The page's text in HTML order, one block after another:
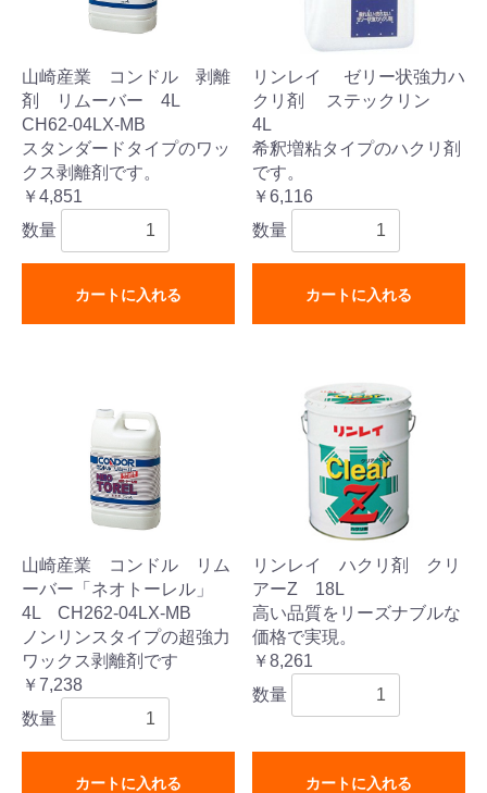
山崎産業 コンドル 剥離
剤 リムーバー 4L
CH62-04LX-MB
スタンダードタイプのワッ
クス剥離剤です。
￥4,851
数量
カートに入れる
リンレイ ゼリー状強力ハ
クリ剤 ステックリン
4L
希釈増粘タイプのハクリ剤
です。
￥6,116
数量
カートに入れる
山崎産業 コンドル リム
ーバー「ネオトーレル」
4L CH262-04LX-MB
ノンリンスタイプの超強力
ワックス剥離剤です
￥7,238
数量
カートに入れる
リンレイ ハクリ剤 クリ
アーZ 18L
高い品質をリーズナブルな
価格で実現。
￥8,261
数量
カートに入れる